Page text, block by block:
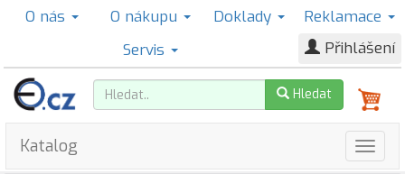
O nás O nákupu Doklady
Reklamace
Servis
Přihlášení
Hledat
Katalog